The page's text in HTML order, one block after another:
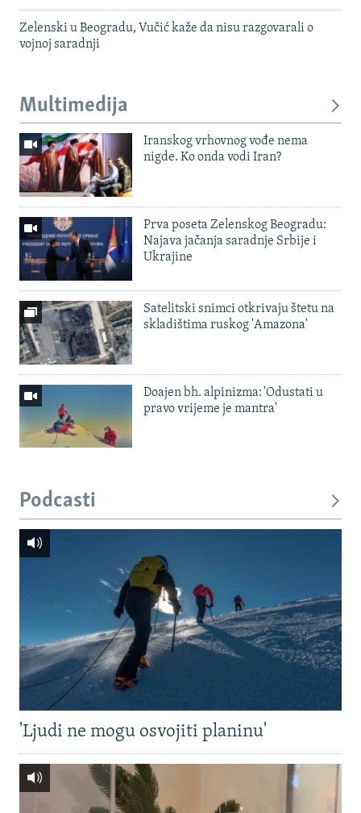
Zelenski u Beogradu, Vučić kaže da nisu razgovarali o
vojnoj saradnji
Multimedija
Iranskog vrhovnog vođe nema
nigde. Ko onda vodi Iran?
Prva poseta Zelenskog Beogradu:
Najava jačanja saradnje Srbije i
Ukrajine
Satelitski snimci otkrivaju štetu na
skladištima ruskog 'Amazona'
Doajen bh. alpinizma: 'Odustati u
pravo vrijeme je mantra'
Podcasti
'Ljudi ne mogu osvojiti planinu'